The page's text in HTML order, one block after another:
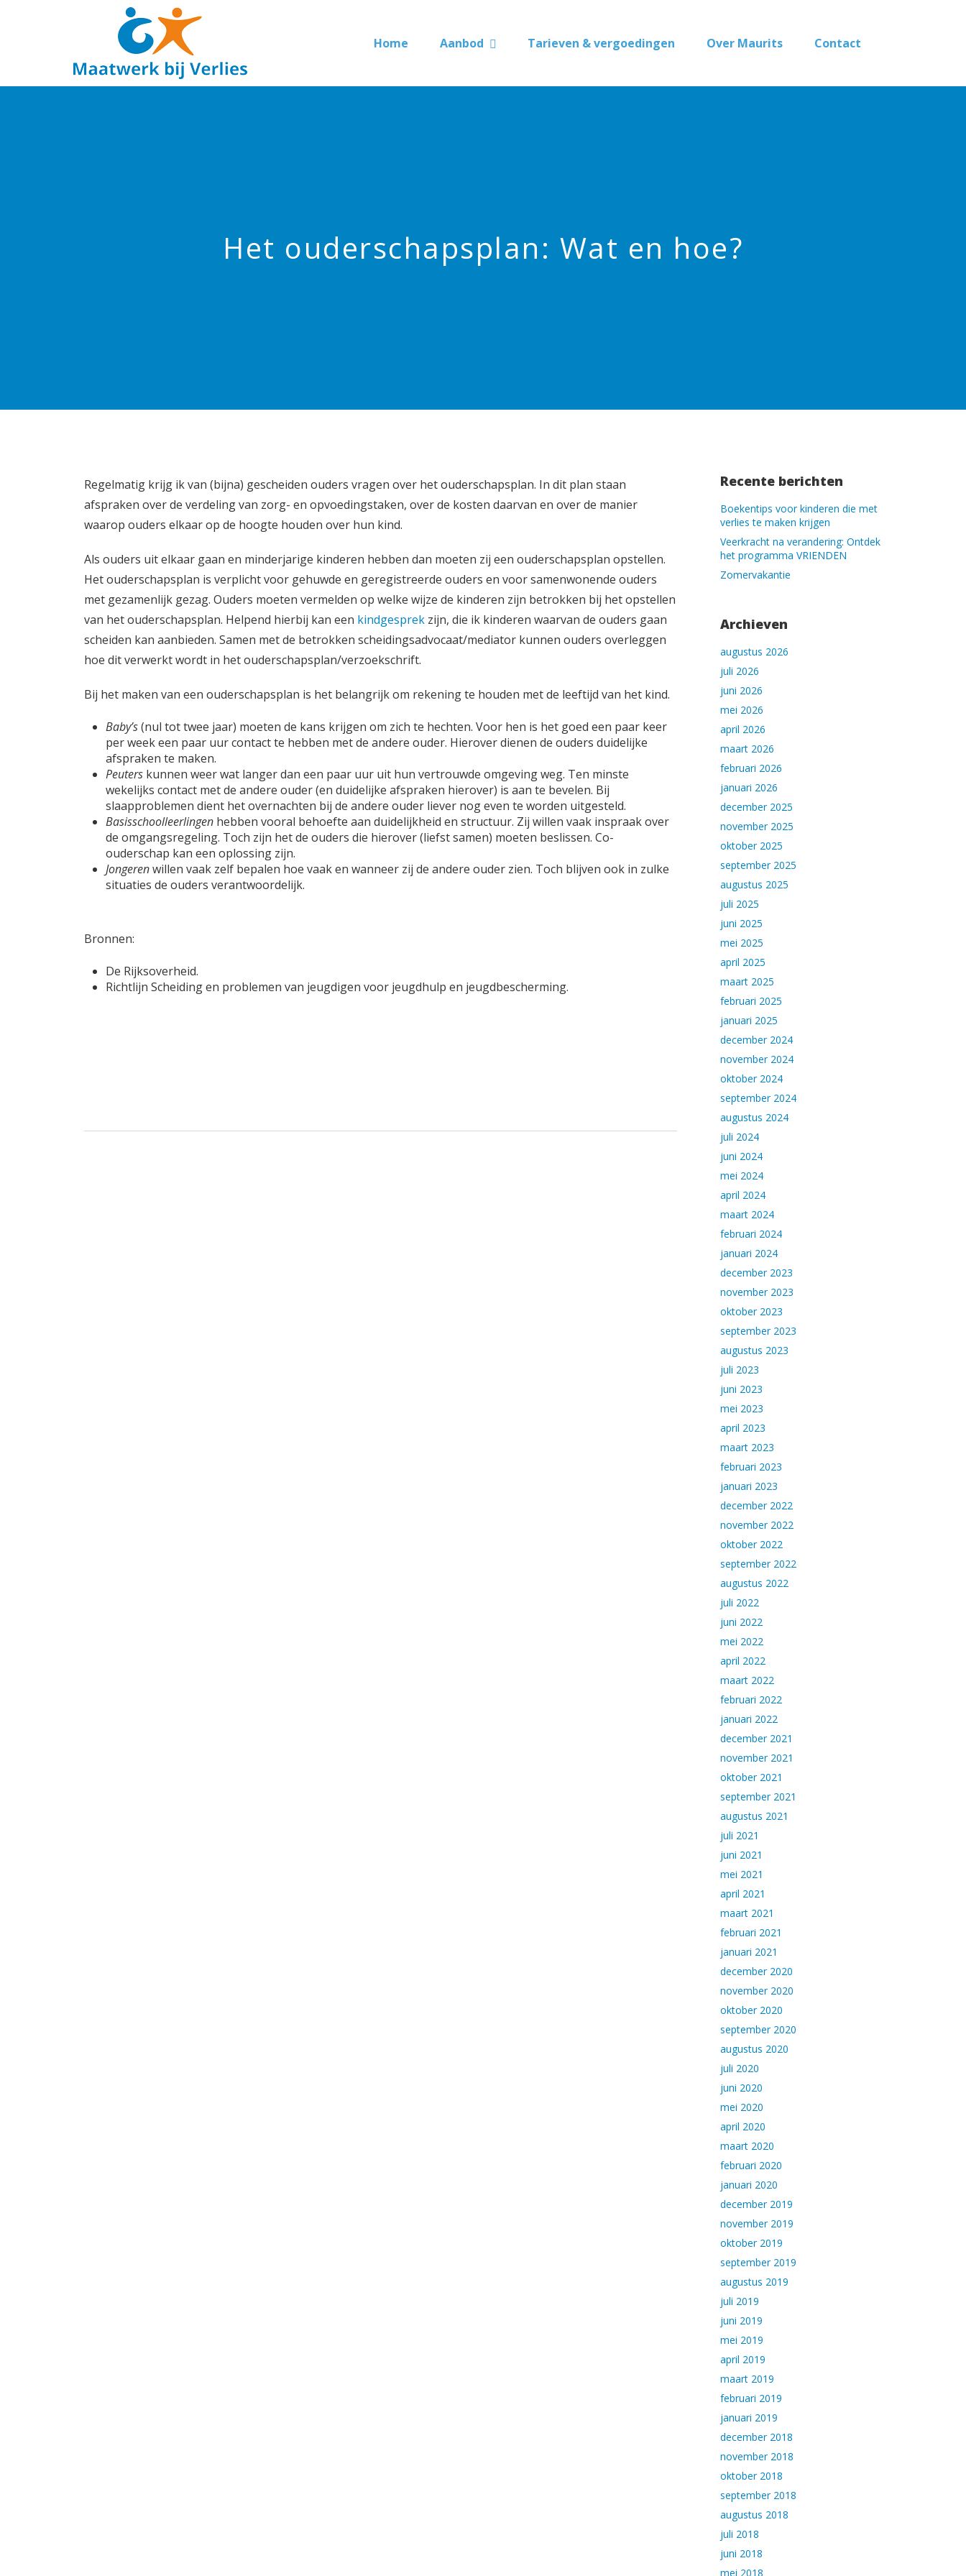
Home Aanbod Tarieven & vergoedingen Over Maurits Contact
Het ouderschapsplan: Wat en hoe?
Regelmatig krijg ik van (bijna) gescheiden ouders vragen over het ouderschapsplan. In dit plan staan
afspraken over de verdeling van zorg- en opvoedingstaken, over de kosten daarvan en over de manier
waarop ouders elkaar op de hoogte houden over hun kind.
Als ouders uit elkaar gaan en minderjarige kinderen hebben dan moeten zij een ouderschapsplan opstellen.
Het ouderschapsplan is verplicht voor gehuwde en geregistreerde ouders en voor samenwonende ouders
met gezamenlijk gezag. Ouders moeten vermelden op welke wijze de kinderen zijn betrokken bij het opstellen
van het ouderschapsplan. Helpend hierbij kan een kindgesprek zijn, die ik kinderen waarvan de ouders gaan
scheiden kan aanbieden. Samen met de betrokken scheidingsadvocaat/mediator kunnen ouders overleggen
hoe dit verwerkt wordt in het ouderschapsplan/verzoekschrift.
Bij het maken van een ouderschapsplan is het belangrijk om rekening te houden met de leeftijd van het kind.
Baby’s(nul tot twee jaar) moeten de kans krijgen om zich te hechten. Voor hen is het goed een paar keer
per week een paar uur contact te hebben met de andere ouder. Hierover dienen de ouders duidelijke
afspraken te maken.
Peuters kunnen weer wat langer dan een paar uur uit hun vertrouwde omgeving weg. Ten minste
wekelijks contact met de andere ouder (en duidelijke afspraken hierover) is aan te bevelen. Bij
slaapproblemen dient het overnachten bij de andere ouder liever nog even te worden uitgesteld.
Basisschoolleerlingen hebben vooral behoefte aan duidelijkheid en structuur. Zij willen vaak inspraak over
de omgangsregeling. Toch zijn het de ouders die hierover (liefst samen) moeten beslissen. Co-
ouderschap kan een oplossing zijn.
Jongerenwillen vaak zelf bepalen hoe vaak en wanneer zij de andere ouder zien. Toch blijven ook in zulke
situaties de ouders verantwoordelijk.
Bronnen:
De Rijksoverheid.
Richtlijn Scheiding en problemen van jeugdigen voor jeugdhulp en jeugdbescherming.
Recente berichten
Boekentips voor kinderen die met
verlies te maken krijgen
Veerkracht na verandering: Ontdek
het programma VRIENDEN
Zomervakantie
Archieven
augustus 2026
juli 2026
juni 2026
mei 2026
april 2026
maart 2026
februari 2026
januari 2026
december 2025
november 2025
oktober 2025
september 2025
augustus 2025
juli 2025
juni 2025
mei 2025
april 2025
maart 2025
februari 2025
januari 2025
december 2024
november 2024
oktober 2024
september 2024
augustus 2024
juli 2024
juni 2024
mei 2024
april 2024
maart 2024
februari 2024
januari 2024
december 2023
november 2023
oktober 2023
september 2023
augustus 2023
juli 2023
juni 2023
mei 2023
april 2023
maart 2023
februari 2023
januari 2023
december 2022
november 2022
oktober 2022
september 2022
augustus 2022
juli 2022
juni 2022
mei 2022
april 2022
maart 2022
februari 2022
januari 2022
december 2021
november 2021
oktober 2021
september 2021
augustus 2021
juli 2021
juni 2021
mei 2021
april 2021
maart 2021
februari 2021
januari 2021
december 2020
november 2020
oktober 2020
september 2020
augustus 2020
juli 2020
juni 2020
mei 2020
april 2020
maart 2020
februari 2020
januari 2020
december 2019
november 2019
oktober 2019
september 2019
augustus 2019
juli 2019
juni 2019
mei 2019
april 2019
maart 2019
februari 2019
januari 2019
december 2018
november 2018
oktober 2018
september 2018
augustus 2018
juli 2018
juni 2018
mei 2018